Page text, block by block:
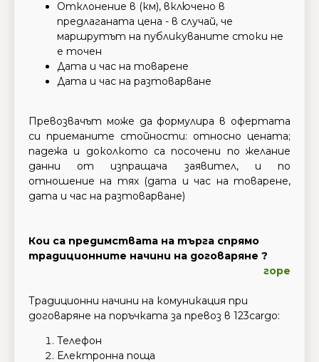
Отклонение в (км), включено в
предлаганата цена - в случай, че
маршрутът на публикуваните стоки не
е точен
Дата и час на товарене
Дата и час на разтоварване
Превозвачът може да формулира в офертата
си приеманите стойности: относно цената;
падежа и доколкото са посочени по желание
данни от изпращача заявител, и по
отношение на тях (дата и час на товарене,
дата и час на разтоварване)
Кои са предимствата на търга спрямо
традиционните начини на договаряне ?
горе
Традиционни начини на комуникация при
договаряне на поръчката за превоз в 123cargo:
Телефон
Електронна поща